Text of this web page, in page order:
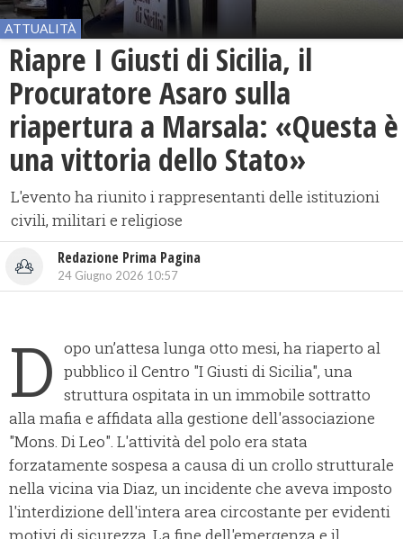
ATTUALITÀ
Riapre I Giusti di Sicilia, il
Procuratore Asaro sulla
riapertura a Marsala: «Questa è
una vittoria dello Stato»
L'evento ha riunito i rappresentanti delle istituzioni
civili, militari e religiose
Redazione Prima Pagina
24 Giugno 2026 10:57
D opo un’attesa lunga otto mesi, ha riaperto al
pubblico il Centro "I Giusti di Sicilia", una
struttura ospitata in un immobile sottratto
alla mafia e affidata alla gestione dell'associazione
"Mons. Di Leo". L'attività del polo era stata
forzatamente sospesa a causa di un crollo strutturale
nella vicina via Diaz, un incidente che aveva imposto
l'interdizione dell'intera area circostante per evidenti